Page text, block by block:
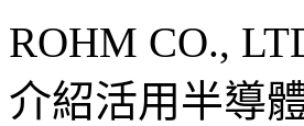
ROHM CO.,
介紹活用半導